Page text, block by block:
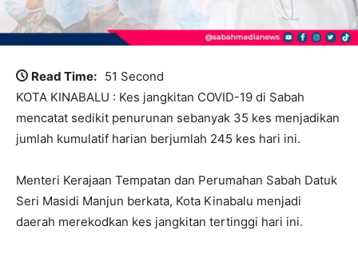
Read Time: 51 Second
KOTA KINABALU : Kes jangkitan COVID-19 di Sabah
mencatat sedikit penurunan sebanyak 35 kes menjadikan
jumlah kumulatif harian berjumlah 245 kes hari ini.
Menteri Kerajaan Tempatan dan Perumahan Sabah Datuk
Seri Masidi Manjun berkata, Kota Kinabalu menjadi
daerah merekodkan kes jangkitan tertinggi hari ini.